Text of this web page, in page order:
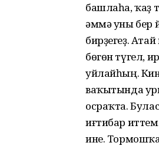
башлаһа, ҡаҙ
әммә уны бер
бирҙегеҙ.
бөгөн түгел,
уйлайһың.
ваҡытында
осраҡта.
иғтибар
ине.